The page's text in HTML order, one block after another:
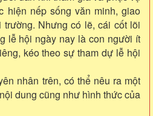
hiện nếp sống văn minh, giao
Nhưng có lẽ, cái cốt lõi
lễ hội ngày nay là con người ít
kéo theo sự tham dự lễ hội
nhân trên, có thể nêu ra một
dung cũng như hình thức của